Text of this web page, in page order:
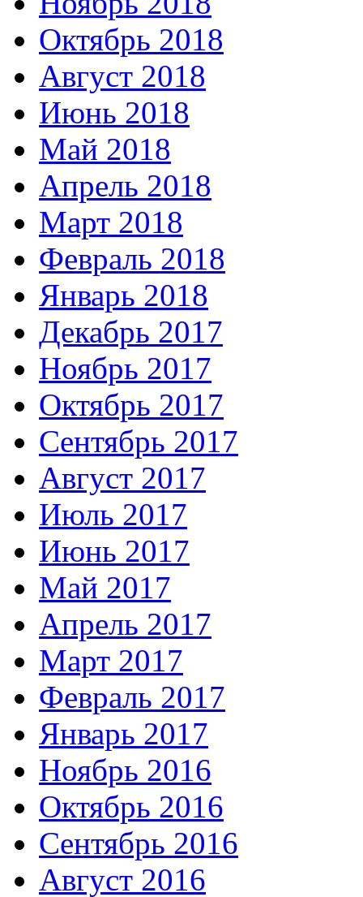
Октябрь 2018
Август 2018
Июнь 2018
Май 2018
Апрель 2018
Март 2018
Февраль 2018
Январь 2018
Декабрь 2017
Ноябрь 2017
Октябрь 2017
Сентябрь 2017
Август 2017
Июль 2017
Июнь 2017
Май 2017
Апрель 2017
Март 2017
Февраль 2017
Январь 2017
Ноябрь 2016
Октябрь 2016
Сентябрь 2016
Август 2016